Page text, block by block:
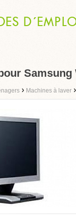
Samsung
› Machines à laver